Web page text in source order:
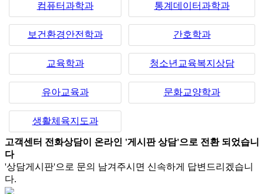
컴퓨터과학과 통계데이터과학과
보건환경안전학과 간호학과
교육학과 청소년교육복지상담
유아교육과 문화교양학과
생활체육지도과
고객센터 전화상담이 온라인 '게시판 상담'으로 전환 되었습니
다
'상담게시판'으로 문의 남겨주시면 신속하게 답변드리겠습니
다.